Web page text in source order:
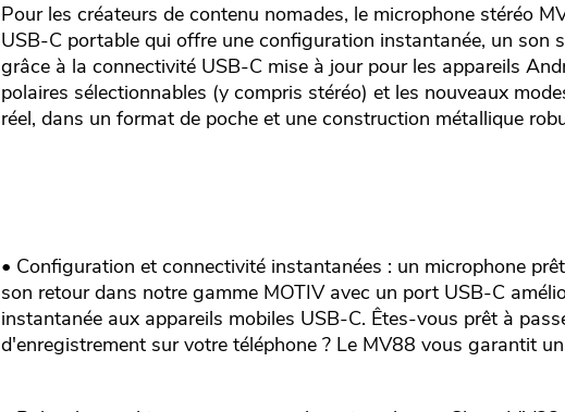
Pour les créateurs de contenu nomades, le microphone stéréo
USB-C portable qui offre une configuration instantanée, un son
grâce à la connectivité USB-C mise à jour pour les appareils
polaires sélectionnables (y compris stéréo) et les nouveaux
réel, dans un format de poche et une construction métallique
• Configuration et connectivité instantanées : un microphone
son retour dans notre gamme MOTIV avec un port USB-C
instantanée aux appareils mobiles USB-C. Êtes-vous prêt à
d'enregistrement sur votre téléphone ? Le MV88 vous garantit